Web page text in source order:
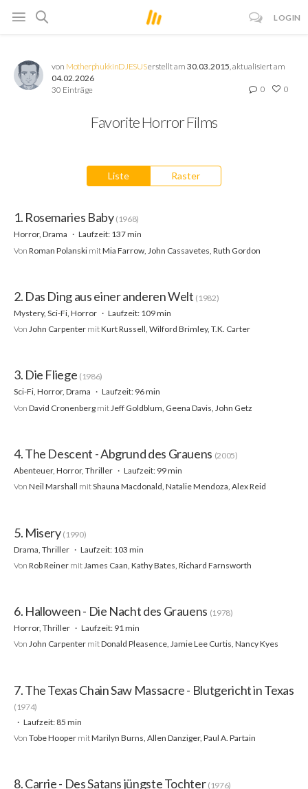
LOGIN
von MotherphukkinDJESUSerstellt am30.03.2015 , aktualisiert am
04.02.2026
30 Einträge
0 0
Favorite Horror Films
Liste Raster
1. Rosemaries Baby (1968)
Horror, Drama
Laufzeit: 137 min
Von Roman Polanski mitMia Farrow, John Cassavetes, Ruth Gordon
2. Das Ding aus einer anderen Welt (1982)
Mystery, Sci-Fi, Horror
Laufzeit: 109 min
Von John Carpenter mitKurt Russell, Wilford Brimley, T.K. Carter
3. Die Fliege (1986)
Sci-Fi, Horror, Drama
Laufzeit: 96 min
Von David Cronenberg mit Jeff Goldblum, Geena Davis, John Getz
4. The Descent - Abgrund des Grauens (2005)
Abenteuer, Horror, Thriller
Laufzeit: 99 min
Von Neil Marshall mitShauna Macdonald, Natalie Mendoza, Alex Reid
5. Misery (1990)
Drama, Thriller
Laufzeit: 103 min
Von Rob Reiner mit James Caan, Kathy Bates, Richard Farnsworth
6. Halloween - Die Nacht des Grauens (1978)
Horror, Thriller
Laufzeit: 91 min
Von John Carpenter mitDonald Pleasence, Jamie Lee Curtis, Nancy Kyes
7. The Texas Chain Saw Massacre - Blutgericht in Texas
(1974)
Laufzeit: 85 min
Von Tobe Hooper mitMarilyn Burns, Allen Danziger, Paul A. Partain
8. Carrie - Des Satans jüngste Tochter (1976)